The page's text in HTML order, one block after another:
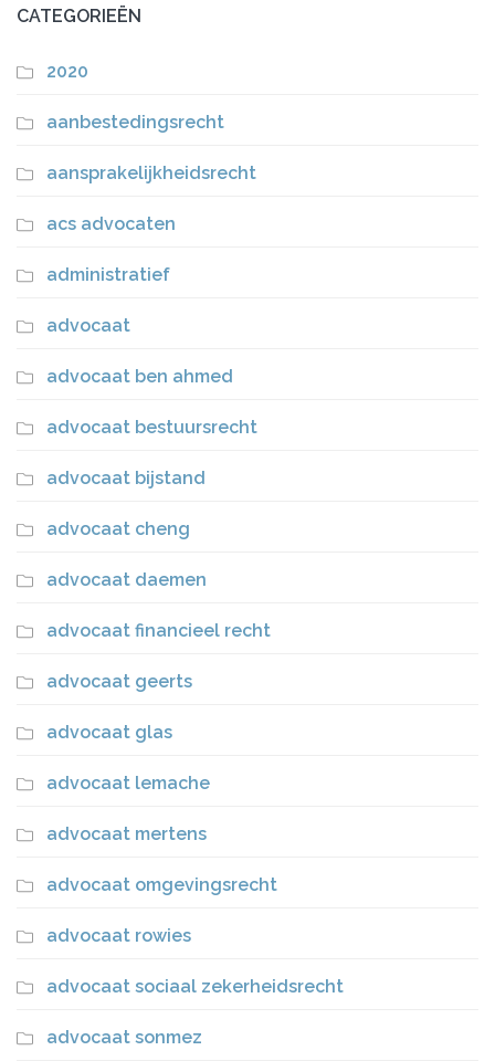
CATEGORIEËN
2020
aanbestedingsrecht
aansprakelijkheidsrecht
acs advocaten
administratief
advocaat
advocaat ben ahmed
advocaat bestuursrecht
advocaat bijstand
advocaat cheng
advocaat daemen
advocaat financieel recht
advocaat geerts
advocaat glas
advocaat lemache
advocaat mertens
advocaat omgevingsrecht
advocaat rowies
advocaat sociaal zekerheidsrecht
advocaat sonmez